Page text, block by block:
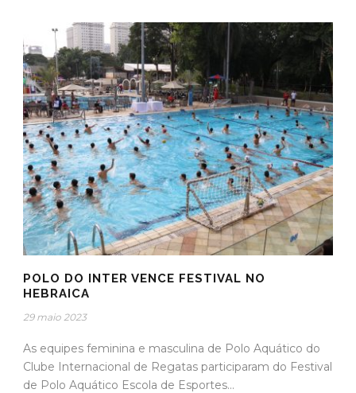
POLO DO INTER VENCE FESTIVAL NO
HEBRAICA
29 maio 2023
As equipes feminina e masculina de Polo Aquático do
Clube Internacional de Regatas participaram do Festival
de Polo Aquático Escola de Esportes...